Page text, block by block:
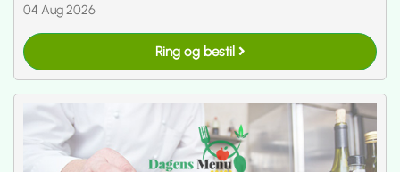
04 Aug 2026
Ring og bestil